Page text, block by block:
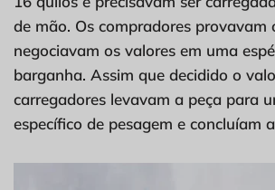
de mão. Os compradores provavam
negociavam os valores em uma
barganha. Assim que decidido o
carregadores levavam a peça para
específico de pesagem e concluíam